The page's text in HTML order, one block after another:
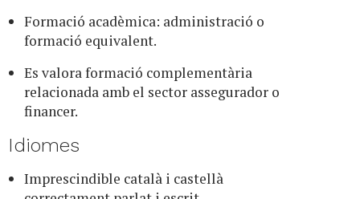
Formació acadèmica: administració o
formació equivalent.
Es valora formació complementària
relacionada amb el sector assegurador o
financer.
Idiomes
Imprescindible català i castellà